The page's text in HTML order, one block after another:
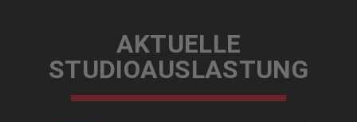
AKTUELLE
STUDIOAUSLASTUNG